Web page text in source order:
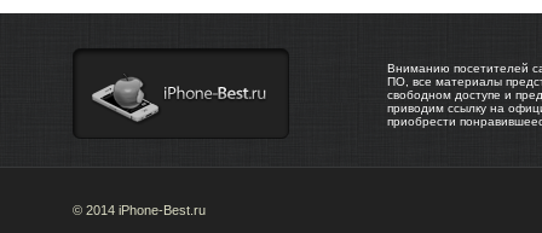
Вниманию посетителей
ПО, все материалы
свободном доступе и
приводим ссылку на
приобрести
© 2014 iPhone-Best.ru